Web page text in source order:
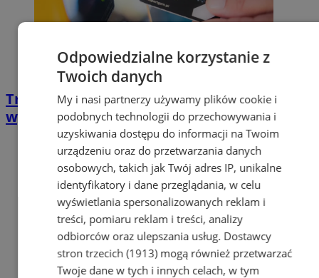
Transport GZM: większa elastyczność,
wydłużony czas ważności biletów
Odpowiedzialne korzystanie z
Twoich danych
My i nasi partnerzy używamy plików cookie i
podobnych technologii do przechowywania i
uzyskiwania dostępu do informacji na Twoim
urządzeniu oraz do przetwarzania danych
osobowych, takich jak Twój adres IP, unikalne
identyfikatory i dane przeglądania, w celu
wyświetlania spersonalizowanych reklam i
treści, pomiaru reklam i treści, analizy
odbiorców oraz ulepszania usług. Dostawcy
stron trzecich (1913)mogą również przetwarzać
Twoje dane w tych i innych celach, w tym